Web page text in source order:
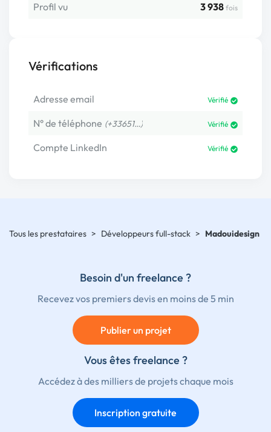
Profil vu
3 938 fois
Vérifications
Adresse email Vérifié
N° de téléphone (+33651…) Vérifié
Compte LinkedIn Vérifié
Tous les prestataires > Développeurs full-stack > Madouidesign
Besoin d'un freelance ?
Recevez vos premiers devis en moins de 5 min
Publier un projet
Vous êtes freelance ?
Accédez à des milliers de projets chaque mois
Inscription gratuite